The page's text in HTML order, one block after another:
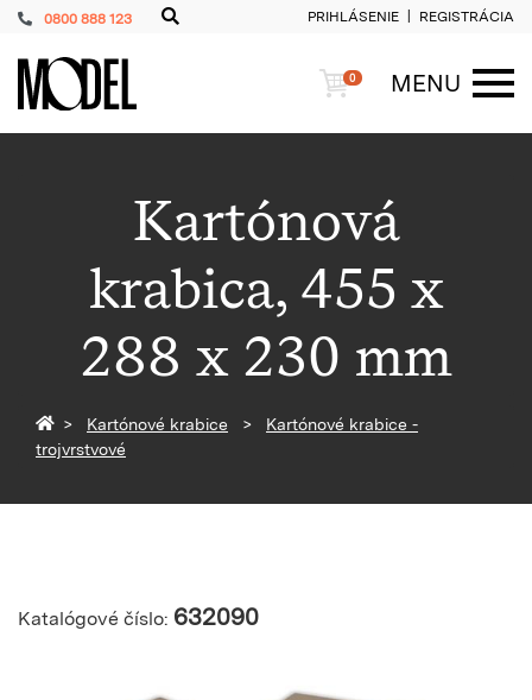
0800 888 123 PRIHLÁSENIE REGISTRÁCIA
PackShop Košík
0
MENU
Kartónová
krabica, 455 x
288 x 230 mm
Späť na homepage
Kartónové krabice
Kartónové krabice -
trojvrstvové
Katalógové číslo: 632090